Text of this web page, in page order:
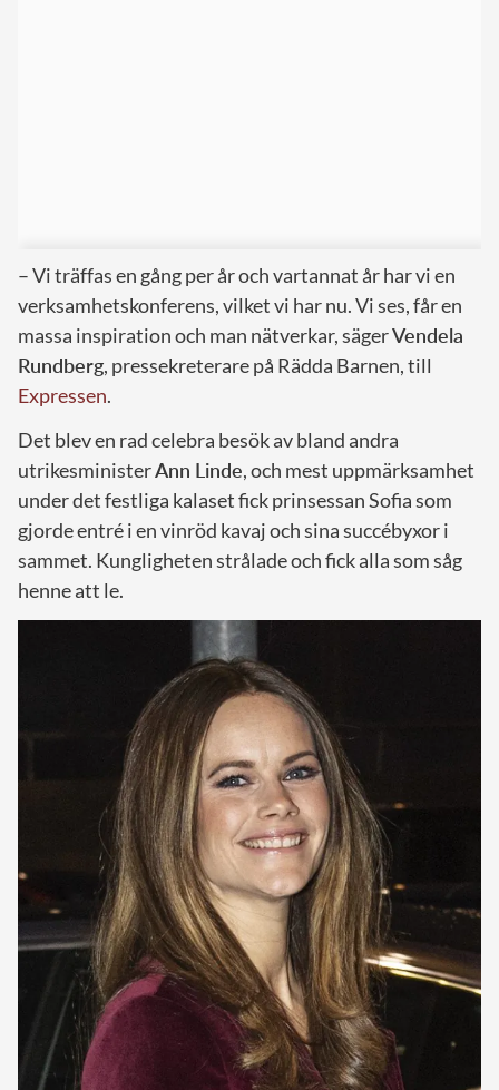
– Vi träffas en gång per år och vartannat år har vi en
verksamhetskonferens, vilket vi har nu. Vi ses, får en
massa inspiration och man nätverkar, sägerVendela
Rundberg, pressekreterare på Rädda Barnen, till
Expressen.
Det blev en rad celebra besök av bland andra
utrikesministerAnn Linde, och mest uppmärksamhet
under det festliga kalaset fick prinsessan Sofia som
gjorde entré i en vinröd kavaj och sina succébyxor i
sammet. Kungligheten strålade och fick alla som såg
henne att le.